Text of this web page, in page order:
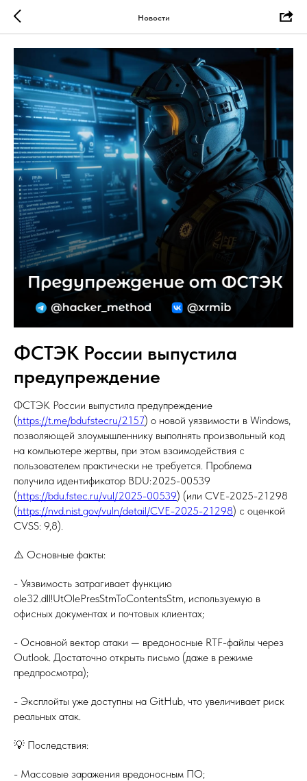
Новости
ФСТЭК России выпустила
предупреждение
ФСТЭК России выпустила предупреждение
(https://t.me/bdufstecru/2157) о новой уязвимости в Windows,
позволяющей злоумышленнику выполнять произвольный код
на компьютере жертвы, при этом взаимодействия с
пользователем практически не требуется. Проблема
получила идентификатор BDU:2025-00539
(https://bdu.fstec.ru/vul/2025-00539) (или CVE-2025-21298
(https://nvd.nist.gov/vuln/detail/CVE-2025-21298) с оценкой
CVSS: 9,8).
⚠️ Основные факты:
- Уязвимость затрагивает функцию
ole32.dll!UtOlePresStmToContentsStm, используемую в
офисных документах и почтовых клиентах;
- Основной вектор атаки — вредоносные RTF-файлы через
Outlook. Достаточно открыть письмо (даже в режиме
предпросмотра);
- Эксплойты уже доступны на GitHub, что увеличивает риск
реальных атак.
💡 Последствия:
- Массовые заражения вредоносным ПО;